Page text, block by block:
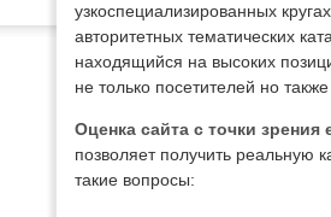
узкоспециализированных
авторитетных тематических
находящийся на высоких
не только посетителей но
Оценка сайта с точки
позволяет получить реальную
такие вопросы: